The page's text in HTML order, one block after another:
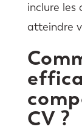
inclure les
atteindre
CV ?